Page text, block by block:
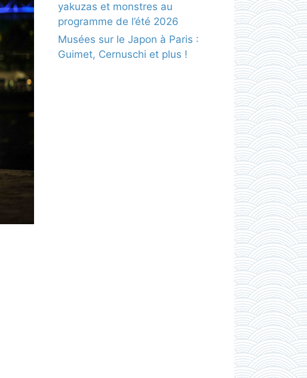
yakuzas et monstres au
programme de l’été 2026
Musées sur le Japon à Paris :
Guimet, Cernuschi et plus !